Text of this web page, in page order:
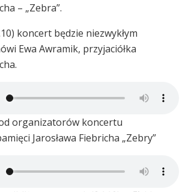
– „Zebra”.
koncert będzie niezwykłym
Ewa Awramik, przyjaciółka
organizatorów koncertu
Jarosława Fiebricha „Zebry”